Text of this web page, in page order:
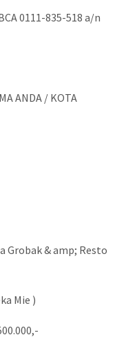
0111-835-518 a/n
ANDA / KOTA
Grobak & amp; Resto
Mie )